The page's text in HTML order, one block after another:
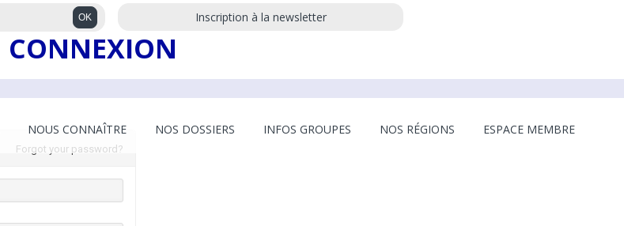
NOUS CONNAÎTRE NOS DOSSIERS INFOS GROUPES NOS RÉGIONS ESPACE MEMBRE
Inscription à la newsletter
CONNEXION
Forgot your password?